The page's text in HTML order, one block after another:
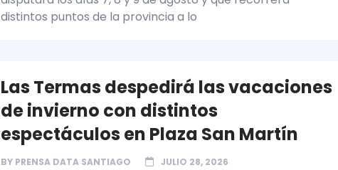
distintos puntos de la provincia a lo
Las Termas despedirá las vacaciones
de invierno con distintos
espectáculos en Plaza San Martín
BY PRENSA DATA SANTIAGO JULIO 28, 2026